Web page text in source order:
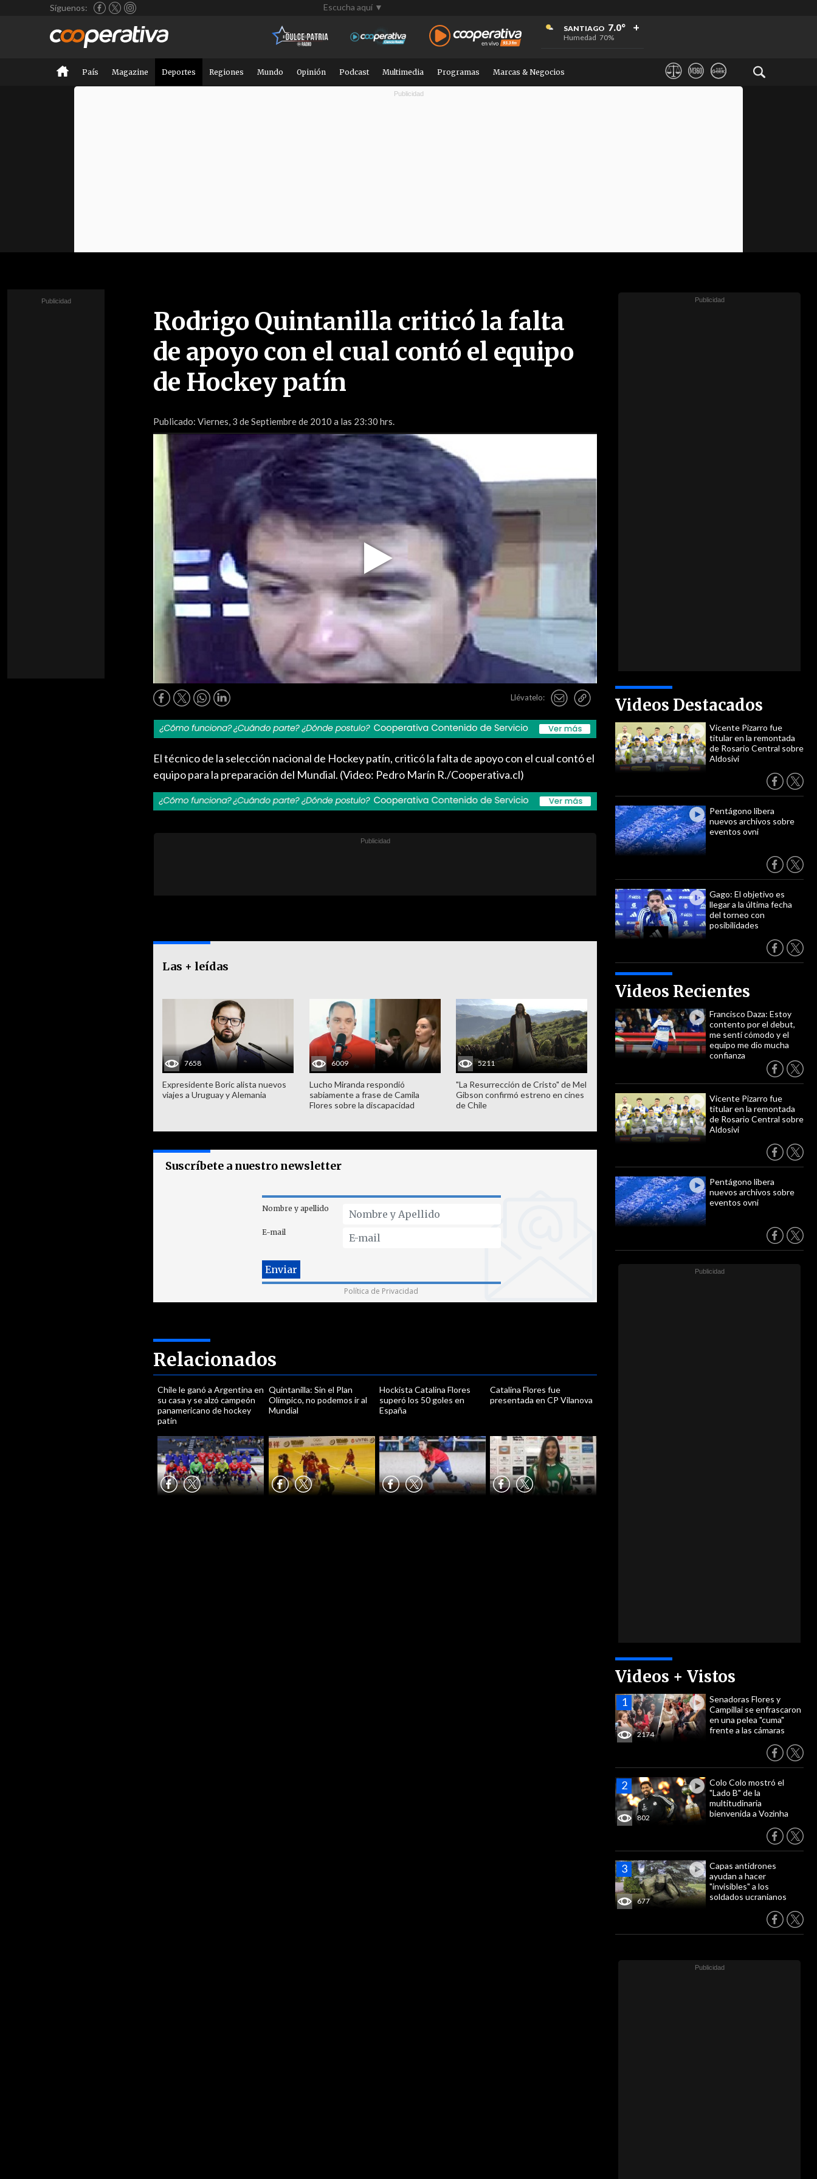
Síguenos: Escucha aquí ▼
SANTIAGO 7.0°
Humedad 70%
+
+
+
País Magazine Deportes Regiones Mundo Opinión Podcast Multimedia Programas Marcas & Negocios
Rodrigo Quintanilla criticó la falta
de apoyo con el cual contó el equipo
de Hockey patín
Publicado: Viernes, 3 de Septiembre de 2010 a las 23:30 hrs.
Video
Llévatelo: Videos Destacados
Vicente Pizarro fue
titular en la remontada
de Rosario Central sobre
Aldosivi
Pentágono libera
nuevos archivos sobre
eventos ovni
Gago: El objetivo es
llegar a la última fecha
del torneo con
posibilidades
Videos Recientes
Francisco Daza: Estoy
contento por el debut,
me sentí cómodo y el
equipo me dio mucha
confianza
Vicente Pizarro fue
titular en la remontada
de Rosario Central sobre
Aldosivi
Pentágono libera
nuevos archivos sobre
eventos ovni
Videos + Vistos
2174
Senadoras Flores y
Campillai se enfrascaron
en una pelea "cuma"
frente a las cámaras
802
Colo Colo mostró el
"Lado B" de la
multitudinaria
bienvenida a Vozinha
677
Capas antidrones
ayudan a hacer
"invisibles" a los
soldados ucranianos
El técnico de la selección nacional de Hockey patín, criticó la falta de apoyo con el cual contó el
equipo para la preparación del Mundial. (Video: Pedro Marín R./Cooperativa.cl)
Las + leídas
7658
Expresidente Boric alista nuevos
viajes a Uruguay y Alemania
6009
Lucho Miranda respondió
sabiamente a frase de Camila
Flores sobre la discapacidad
5211
"La Resurrección de Cristo" de Mel
Gibson confirmó estreno en cines
de Chile
Suscríbete a nuestro newsletter
Nombre y apellido
E-mail
Política de Privacidad
Relacionados
Chile le ganó a Argentina en
su casa y se alzó campeón
panamericano de hockey
patín
Quintanilla: Sin el Plan
Olímpico, no podemos ir al
Mundial
Hockista Catalina Flores
superó los 50 goles en
España
Catalina Flores fue
presentada en CP Vilanova